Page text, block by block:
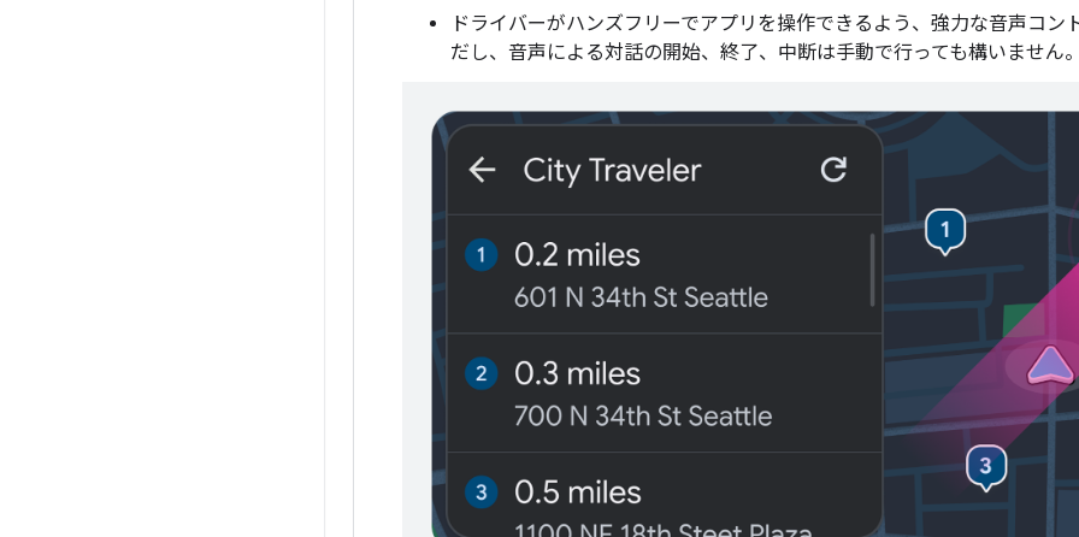
ドライバーがハンズフリーでアプリを操作できるよう、強力な音声コン
だし、音声による対話の開始、終了、中断は手動で行っても構いません